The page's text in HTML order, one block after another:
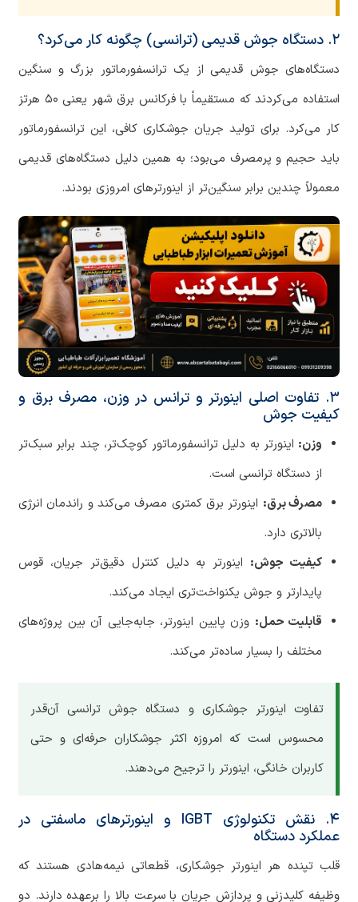
۲. دستگاه جوش قدیمی (ترانسی) چگونه کار می‌کرد؟
دستگاه‌های جوش قدیمی از یک ترانسفورماتور بزرگ و سنگین
استفاده می‌کردند که مستقیماً با فرکانس برق شهر یعنی ۵۰ هرتز
کار می‌کرد. برای تولید جریان جوشکاری کافی، این ترانسفورماتور
باید حجیم و پرمصرف می‌بود؛ به همین دلیل دستگاه‌های قدیمی
معمولاً چندین برابر سنگین‌تر از اینورترهای امروزی بودند.
۳. تفاوت اصلی اینورتر و ترانس در وزن، مصرف برق و
کیفیت جوش
وزن: اینورتر به دلیل ترانسفورماتور کوچک‌تر، چند برابر سبک‌تر
از دستگاه ترانسی است.
مصرف برق: اینورتر برق کمتری مصرف می‌کند و راندمان انرژی
بالاتری دارد.
کیفیت جوش: اینورتر به دلیل کنترل دقیق‌تر جریان، قوس
پایدارتر و جوش یکنواخت‌تری ایجاد می‌کند.
قابلیت حمل: وزن پایین اینورتر، جابه‌جایی آن بین پروژه‌های
مختلف را بسیار ساده‌تر می‌کند.
تفاوت اینورتر جوشکاری و دستگاه جوش ترانسی آن‌قدر
محسوس است که امروزه اکثر جوشکاران حرفه‌ای و حتی
کاربران خانگی، اینورتر را ترجیح می‌دهند.
۴. نقش تکنولوژی IGBT و اینورترهای ماسفتی در
عملکرد دستگاه
قلب تپنده هر اینورتر جوشکاری، قطعاتی نیمه‌هادی هستند که
وظیفه کلیدزنی و پردازش جریان با سرعت بالا را برعهده دارند. دو